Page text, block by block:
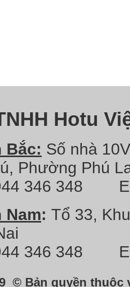
Hotu
Bắc: Số nhà
Phường Phú
346 348
Nam: Tổ 33,
346 348
© Bản quyền thuộc